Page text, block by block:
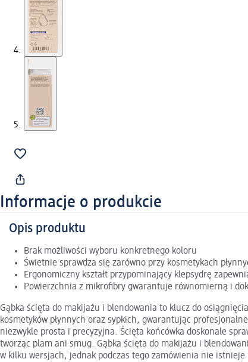
Informacje o produkcie
Opis produktu
Brak możliwości wyboru konkretnego koloru
Świetnie sprawdza się zarówno przy kosmetykach
Ergonomiczny kształt przypominający klepsydrę
Powierzchnia z mikrofibry gwarantuje równomierną i
Gąbka ścięta do makijażu i blendowania to klucz do
kosmetyków płynnych oraz sypkich, gwarantując
niezwykle prosta i precyzyjna. Ścięta końcówka doskonale
tworząc plam ani smug. Gąbka ścięta do makijażu i
w kilku wersjach, jednak podczas tego zamówienia nie